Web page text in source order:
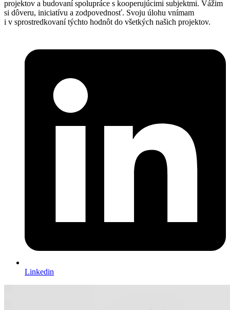
projektov a budovaní spolupráce s kooperujúcimi subjektmi. Vážim
si dôveru, iniciatívu a zodpovednosť. Svoju úlohu vnímam
i v sprostredkovaní týchto hodnôt do všetkých našich projektov.
Linkedin